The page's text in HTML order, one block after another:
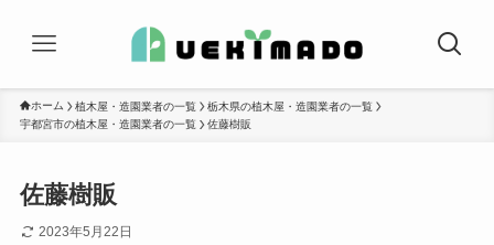
ホーム 植木屋・造園業者の一覧
栃木県の植木屋・造園業者の一覧
宇都宮市の植木屋・造園業者の一覧
佐藤樹販
佐藤樹販
2023年5月22日